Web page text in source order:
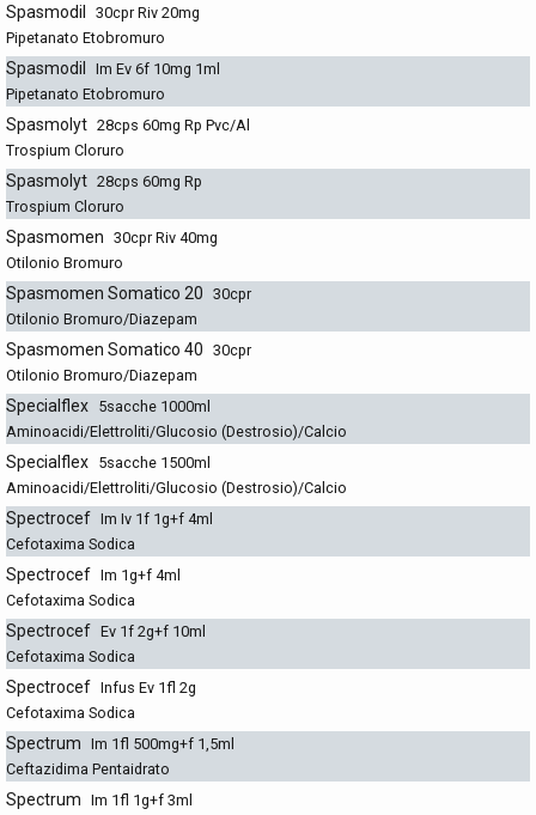
Spasmodil
30cpr Riv 20mg
Pipetanato Etobromuro
Spasmodil
Im Ev 6f 10mg 1ml
Pipetanato Etobromuro
Spasmolyt 28cps 60mg Rp Pvc/Al
Trospium Cloruro
Spasmolyt 28cps 60mg Rp
Trospium Cloruro
Spasmomen 30cpr Riv 40mg
Otilonio Bromuro
Spasmomen Somatico 20 30cpr
Otilonio Bromuro/Diazepam
Spasmomen Somatico 40 30cpr
Otilonio Bromuro/Diazepam
Specialflex 5sacche 1000ml
Aminoacidi/Elettroliti/Glucosio (Destrosio)/Calcio
Specialflex 5sacche 1500ml
Aminoacidi/Elettroliti/Glucosio (Destrosio)/Calcio
Spectrocef Im Iv 1f 1g+f 4ml
Cefotaxima Sodica
Spectrocef Im 1g+f 4ml
Cefotaxima Sodica
Spectrocef Ev 1f 2g+f 10ml
Cefotaxima Sodica
Spectrocef Infus Ev 1fl 2g
Cefotaxima Sodica
Spectrum Im 1fl 500mg+f 1,5ml
Ceftazidima Pentaidrato
Spectrum Im 1fl 1g+f 3ml